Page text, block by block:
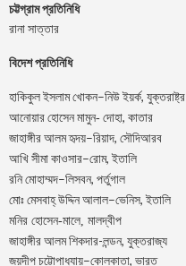
চট্টগ্রাম প্রতিনিধি
রানা সাত্তার
বিদেশ প্রতিনিধি
হাকিকুল ইসলাম খোকন–নিউ ইয়র্ক, যুক্তরাষ্ট্র
আনোয়ার হোসেন মামুন- দোহা, কাতার
জাহাঙ্গীর আলম হৃদয়–রিয়াদ, সৌদিআরব
আখি সীমা কাওসার–রোম,ইতালি
রনি মোহাম্মদ–লিসবন, পর্তুগাল
মোঃ মেসবাহ্ উদ্দিন আলাল–ভেনিস,ইতালি
মনির হোসেন-মালে, মালদ্বীপ
জাহাঙ্গীর আলম শিকদার-লন্ডন, যুক্তরাজ্য
জয়দীপ চট্টোপাধ্যায়–কোলকাতা, ভারত